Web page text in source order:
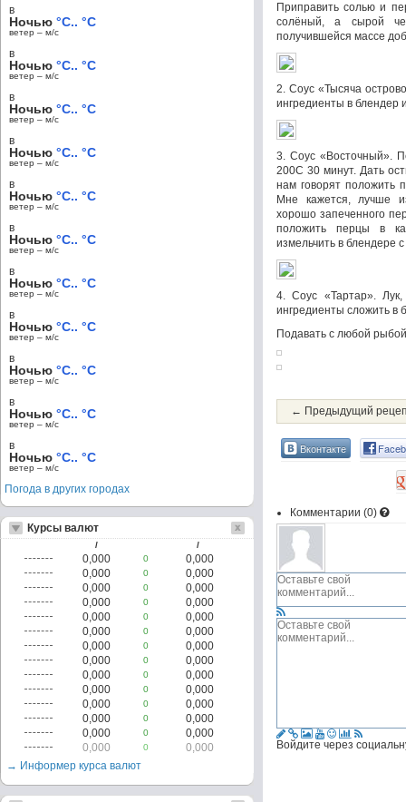
Приправить солью и
солёный, а сырой
получившейся массе
2. Соус «Тысяча
ингредиенты в блендер
3. Соус «Восточный».
200С 30 минут. Дать
нам говорят положить
Мне кажется, лучше
хорошо запеченного
положить перцы в
измельчить в блендере
4. Соус «Тартар».
ингредиенты сложить в
Подавать с любой
← Предыдущий
Вконтакте
Комментарии (0)
Войдите через
в
Ночью °C.. °C
ветер – м/c
в
Ночью °C.. °C
ветер – м/c
в
Ночью °C.. °C
ветер – м/c
в
Ночью °C.. °C
ветер – м/c
в
Ночью °C.. °C
ветер – м/c
в
Ночью °C.. °C
ветер – м/c
в
Ночью °C.. °C
ветер – м/c
в
Ночью °C.. °C
ветер – м/c
в
Ночью °C.. °C
ветер – м/c
в
Ночью °C.. °C
ветер – м/c
в
Ночью °C.. °C
ветер – м/c
Погода в других городах
Курсы валют
/ /
0,000 0
0,000
0,000
0
0,000
0,000
0
0,000
0,000
0
0,000
0,000
0
0,000
0,000
0
0,000
0,000
0
0,000
0,000
0
0,000
0,000
0
0,000
0,000
0
0,000
0,000
0
0,000
0,000
0
0,000
0,000
0
0,000
0,000
0
0,000
→ Информер курса валют